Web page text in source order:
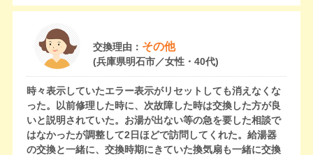
交換理由： その他
(兵庫県明石市／女性・40代)
時々表示していたエラー表示がリセットしても消えなくな
った。以前修理した時に、次故障した時は交換した方が良
いと説明されていた。お湯が出ない等の急を要した相談で
はなかったが調整して2日ほどで訪問してくれた。給湯器
の交換と一緒に、交換時期にきていた換気扇も一緒に交換